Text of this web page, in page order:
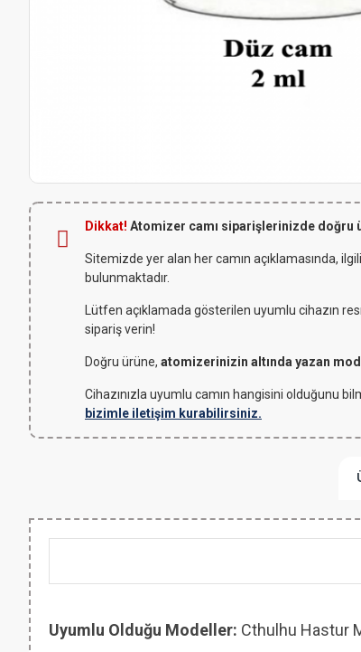
Dikkat! Atomizer camı siparişlerinizde doğru
Sitemizde yer alan her camın açıklamasında,
bulunmaktadır.
Lütfen açıklamada gösterilen uyumlu cihazın
sipariş verin!
Doğru ürüne, atomizerinizin altında yazan
Cihazınızla uyumlu camın hangisini olduğunu
bizimle iletişim kurabilirsiniz.
Uyumlu Olduğu Modeller: Cthulhu Hastur